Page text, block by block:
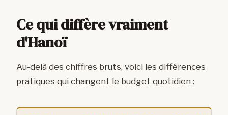
Ce qui diffère vraiment
d'Hanoï
Au-delà des chiffres bruts, voici les différences
pratiques qui changent le budget quotidien :